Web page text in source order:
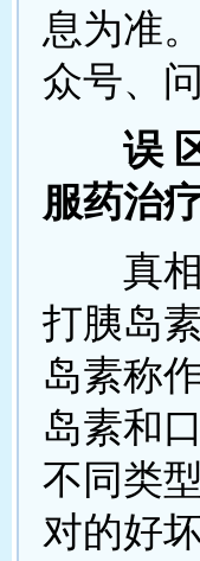
息为准
众号、
误
服药治
真相
打胰岛
岛素称
岛素和
不同类
对的好